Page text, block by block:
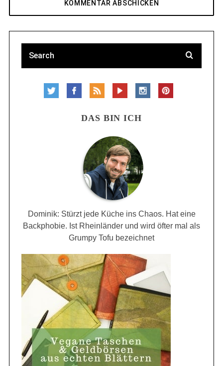
DAS BIN ICH
Dominik: Stürzt jede Küche ins Chaos. Hat eine
Backphobie. Ist Rheinländer und wird öfter mal als
Grumpy Tofu bezeichnet